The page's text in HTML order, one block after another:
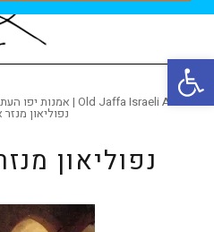
אמנות יפו העתיקה | ארט בלוג | Old Jaffa Israeli Art »
נפוליאון מנזר
נפוליאון